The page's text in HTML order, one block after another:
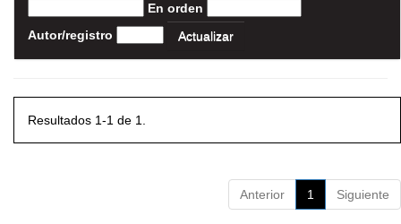
En orden
Autor/registro
Resultados 1-1 de 1.
Anterior 1 Siguiente